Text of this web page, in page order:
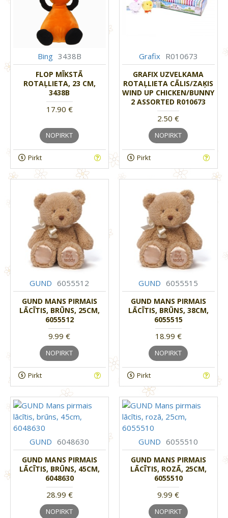
Bing 3438B
FLOP MĪKSTĀ
ROTAĻLIETA, 23 CM,
3438B
17.90 €
NOPIRKT
Pirkt
Grafix R010673
GRAFIX UZVELKAMA
ROTAĻLIETA CĀLIS/ZAĶIS
WIND UP CHICKEN/BUNNY
2 ASSORTED R010673
2.50 €
NOPIRKT
Pirkt
GUND 6055512
GUND MANS PIRMAIS
LĀCĪTIS, BRŪNS, 25CM,
6055512
9.99 €
NOPIRKT
Pirkt
GUND 6055515
GUND MANS PIRMAIS
LĀCĪTIS, BRŪNS, 38CM,
6055515
18.99 €
NOPIRKT
Pirkt
GUND 6048630
GUND MANS PIRMAIS
LĀCĪTIS, BRŪNS, 45CM,
6048630
28.99 €
NOPIRKT
GUND 6055510
GUND MANS PIRMAIS
LĀCĪTIS, ROZĀ, 25CM,
6055510
9.99 €
NOPIRKT